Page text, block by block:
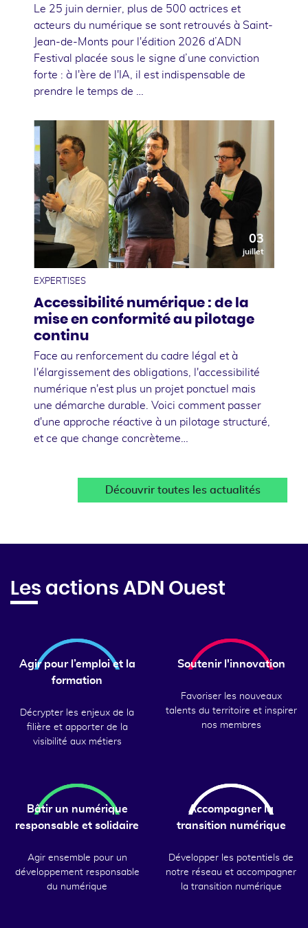
Le 25 juin dernier, plus de 500 actrices et
acteurs du numérique se sont retrouvés à Saint-
Jean-de-Monts pour l'édition 2026 d’ADN
Festival placée sous le signe d’une conviction
forte : à l'ère de l'IA, il est indispensable de
prendre le temps de …
03
juillet
EXPERTISES
Accessibilité numérique : de la
mise en conformité au pilotage
continu
Face au renforcement du cadre légal et à
l'élargissement des obligations, l'accessibilité
numérique n'est plus un projet ponctuel mais
une démarche durable. Voici comment passer
d'une approche réactive à un pilotage structuré,
et ce que change concrèteme…
Découvrir toutes les actualités
Les actions ADN Ouest
Agir pour l’emploi et la
formation
Décrypter les enjeux de la
filière et apporter de la
visibilité aux métiers
Soutenir l'innovation
Favoriser les nouveaux
talents du territoire et inspirer
nos membres
Bâtir un numérique
responsable et solidaire
Agir ensemble pour un
développement responsable
du numérique
Accompagner la
transition numérique
Développer les potentiels de
notre réseau et accompagner
la transition numérique